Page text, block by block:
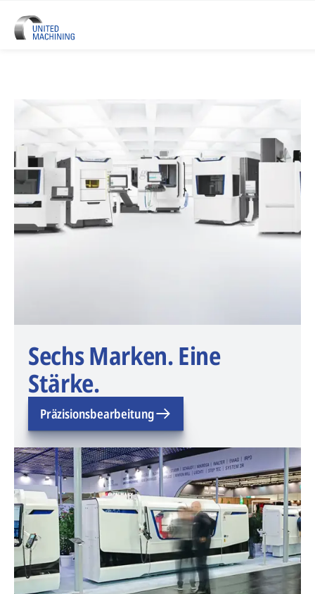
UNITED MACHINING –
Sechs Marken. Eine
Stärke.
Präzisionsbearbeitung